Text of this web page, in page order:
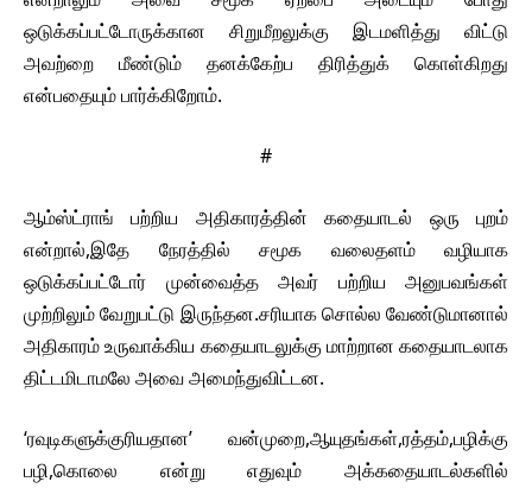
ஒடுக்கப்பட்டோருக்கான சிறுமீறலுக்கு இடமளித்து விட்டு
அவற்றை மீண்டும் தனக்கேற்ப திரித்துக் கொள்கிறது
என்பதையும் பார்க்கிறோம்.
#
ஆம்ஸ்ட்ராங் பற்றிய அதிகாரத்தின் கதையாடல் ஒரு புறம்
என்றால்,இதே நேரத்தில் சமூக வலைதளம் வழியாக
ஒடுக்கப்பட்டோர் முன்வைத்த அவர் பற்றிய அனுபவங்கள்
முற்றிலும் வேறுபட்டு இருந்தன.சரியாக சொல்ல வேண்டுமானால்
அதிகாரம் உருவாக்கிய கதையாடலுக்கு மாற்றான கதையாடலாக
திட்டமிடாமலே அவை அமைந்துவிட்டன.
‘ரவுடிகளுக்குரியதான’ வன்முறை,ஆயுதங்கள்,ரத்தம்,பழிக்கு
பழி,கொலை என்று எதுவும் அக்கதையாடல்களில்